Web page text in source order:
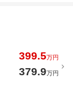
399.5万円
379.9万円